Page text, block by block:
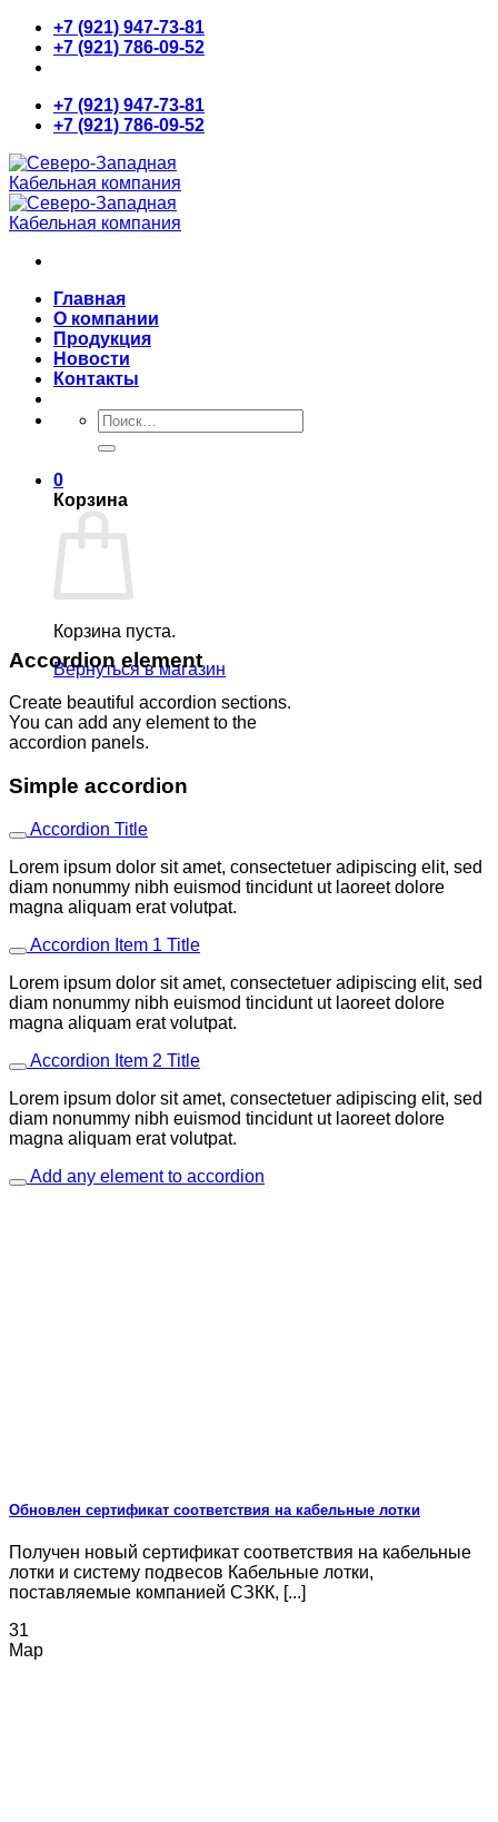
Skip
content
+7 (921) 947-73-81
+7 (921) 786-09-52
+7 (921) 947-73-81
+7 (921) 786-09-52
Главная
О компании
Продукция
Новости
Контакты
Искать:
0
Корзина
Корзина пуста.
Вернуться в магазин
Accordion element
Create beautiful accordion sections.
You can add any element to the
accordion panels.
Simple accordion
Accordion Title
Lorem ipsum dolor sit amet, consectetuer adipiscing elit, sed
diam nonummy nibh euismod tincidunt ut laoreet dolore
magna aliquam erat volutpat.
Accordion Item 1 Title
Lorem ipsum dolor sit amet, consectetuer adipiscing elit, sed
diam nonummy nibh euismod tincidunt ut laoreet dolore
magna aliquam erat volutpat.
Accordion Item 2 Title
Lorem ipsum dolor sit amet, consectetuer adipiscing elit, sed
diam nonummy nibh euismod tincidunt ut laoreet dolore
magna aliquam erat volutpat.
Add any element to accordion
Обновлен сертификат соответствия на кабельные лотки
Получен новый сертификат соответствия на кабельные
лотки и систему подвесов Кабельные лотки,
поставляемые компанией СЗКК, [...]
31
Мар